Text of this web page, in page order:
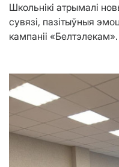
Школьнікі атрымалі
сувязі, пазітыўныя
кампаніі «Белтэлекам».